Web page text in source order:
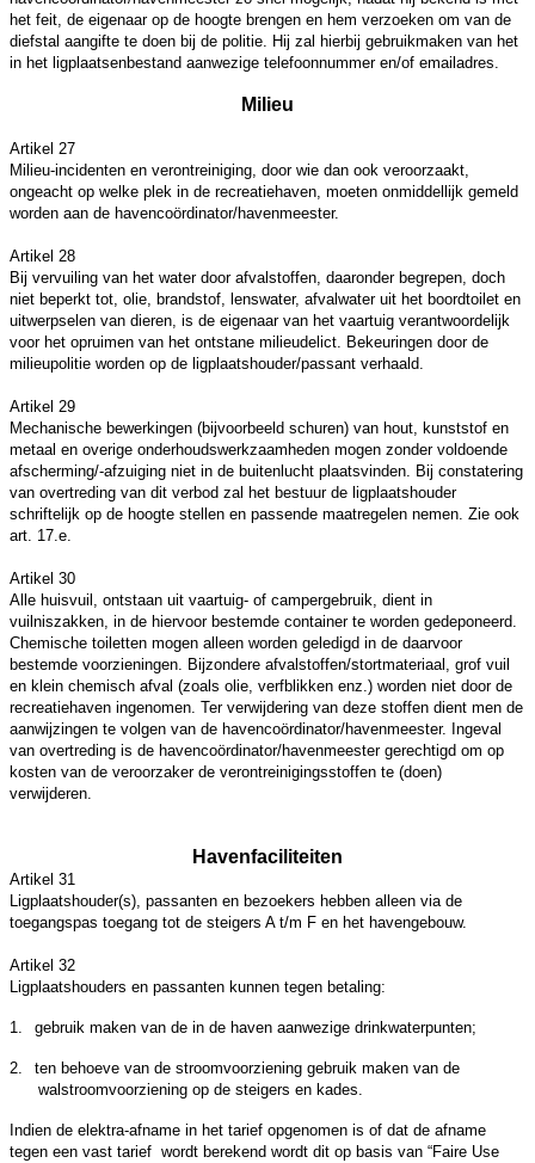
het feit, de eigenaar op de hoogte brengen en hem verzoeken om van de
diefstal aangifte te doen bij de politie. Hij zal hierbij gebruikmaken van het
in het ligplaatsenbestand aanwezige telefoonnummer en/of emailadres.
Milieu
Artikel 27
Milieu-incidenten en verontreiniging, door wie dan ook veroorzaakt,
ongeacht op welke plek in de recreatiehaven, moeten onmiddellijk gemeld
worden aan de havencoördinator/havenmeester.
Artikel 28
Bij vervuiling van het water door afvalstoffen, daaronder begrepen, doch
niet beperkt tot, olie, brandstof, lenswater, afvalwater uit het boordtoilet en
uitwerpselen van dieren, is de eigenaar van het vaartuig verantwoordelijk
voor het opruimen van het ontstane milieudelict. Bekeuringen door de
milieupolitie worden op de ligplaatshouder/passant verhaald.
Artikel 29
Mechanische bewerkingen (bijvoorbeeld schuren) van hout, kunststof en
metaal en overige onderhoudswerkzaamheden mogen zonder voldoende
afscherming/-afzuiging niet in de buitenlucht plaatsvinden. Bij constatering
van overtreding van dit verbod zal het bestuur de ligplaatshouder
schriftelijk op de hoogte stellen en passende maatregelen nemen. Zie ook
art. 17.e.
Artikel 30
Alle huisvuil, ontstaan uit vaartuig- of campergebruik, dient in
vuilniszakken, in de hiervoor bestemde container te worden gedeponeerd.
Chemische toiletten mogen alleen worden geledigd in de daarvoor
bestemde voorzieningen. Bijzondere afvalstoffen/stortmateriaal, grof vuil
en klein chemisch afval (zoals olie, verfblikken enz.) worden niet door de
recreatiehaven ingenomen. Ter verwijdering van deze stoffen dient men de
aanwijzingen te volgen van de havencoördinator/havenmeester. Ingeval
van overtreding is de havencoördinator/havenmeester gerechtigd om op
kosten van de veroorzaker de verontreinigingsstoffen te (doen)
verwijderen.
Havenfaciliteiten
Artikel 31
Ligplaatshouder(s), passanten en bezoekers hebben alleen via de
toegangspas toegang tot de steigers A t/m F en het havengebouw.
Artikel 32
Ligplaatshouders en passanten kunnen tegen betaling:
1. gebruik maken van de in de haven aanwezige drinkwaterpunten;
2.
ten behoeve van de stroomvoorziening gebruik maken van de
walstroomvoorziening op de steigers en kades.
Indien de elektra-afname in het tarief opgenomen is of dat de afname
tegen een vast tarief wordt berekend wordt dit op basis van “Faire Use